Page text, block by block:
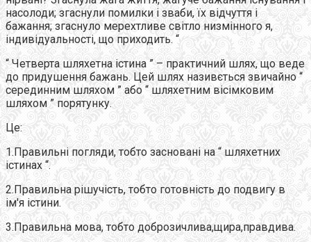
насолоди; згаснули помилки і зваби, їх відчуття і
бажання; згаснуло мерехтливе світло низмінного я,
індивідуальності, що приходить. “
“ Четверта шляхетна істина ” – практичний шлях, що веде
до придушення бажань. Цей шлях називється звичайно “
cерединним шляхом ” або “ шляхетним вісімковим
шляхом ” порятунку.
Це:
1.Правильні погляди, тобто засновані на “ шляхетних
істинах “.
2.Правильна рішучість, тобто готовність до подвигу в
ім'я істини.
3.Правильна мова, тобто доброзичлива,щира,правдива.